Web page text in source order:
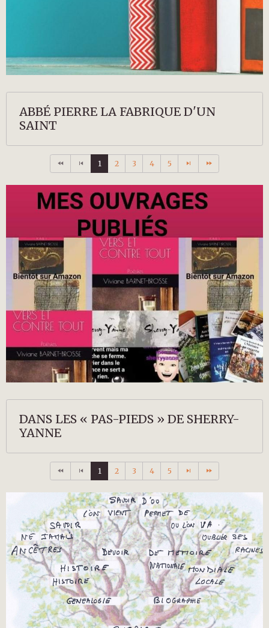
ABBÉ PIERRE LA FABRIQUE D'UN
SAINT
1 2 3 4 5
DANS LES « PAS-PIEDS » DE SHERRY-
YANNE
1 2 3 4 5